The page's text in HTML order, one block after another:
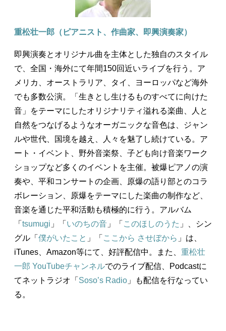
重松壮一郎（ピアニスト、作曲家、即興演奏家）
即興演奏とオリジナル曲を主体とした独自のスタイル
で、全国・海外にて年間150回近いライブを行う。ア
メリカ、オーストラリア、タイ、ヨーロッパなど海外
でも多数公演。「生きとし生けるものすべてに向けた
音」をテーマにしたオリジナリティ溢れる楽曲、人と
自然をつなげるようなオーガニックな音色は、ジャン
ルや世代、国境を越え、人々を魅了し続けている。ア
ート・イベント、野外音楽祭、子ども向け音楽ワーク
ショップなど多くのイベントを主催。被爆ピアノの演
奏や、平和コンサートの企画、原爆の語り部とのコラ
ボレーション、原爆をテーマにした楽曲の制作など、
音楽を通じた平和活動も積極的に行う。アルバム
「 tsumugi 」「 いのちの音 」「 このほしのうた 」、シン
グル「 僕がいたこと 」「 ここから させぼから 」は、
iTunes、Amazon等にて、好評配信中。また、 重松壮
一郎 YouTubeチャンネルでのライブ配信、Podcastに
てネットラジオ「 Soso’s Radio 」も配信を行なってい
る。